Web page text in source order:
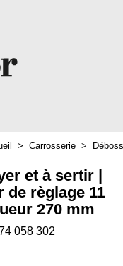
> Carrosserie >
et à sertir |
de règlage 11
270 mm
058 302